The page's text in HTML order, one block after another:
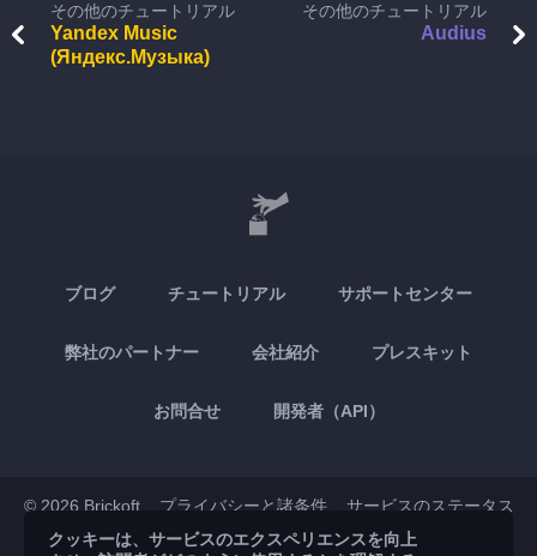
その他のチュートリアル
Yandex Music
(Яндекс.Музыка)
その他のチュートリアル
Audius
ブログ チュートリアル サポートセンター
弊社のパートナー 会社紹介 プレスキット
お問合せ 開発者（API）
© 2026 Brickoft プライバシーと諸条件 サービスのステータス
クッキーは、サービスのエクスペリエンスを向上